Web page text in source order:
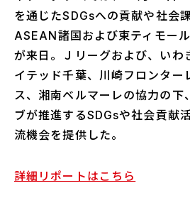
を通じたSDGsへの貢献や社会
ASEAN諸国および東ティモー
が来日。Ｊリーグおよび、いわ
イテッド千葉、川崎フロンター
ス、湘南ベルマーレの協力の下
ブが推進するSDGsや社会貢献
流機会を提供した。
詳細リポートはこちら